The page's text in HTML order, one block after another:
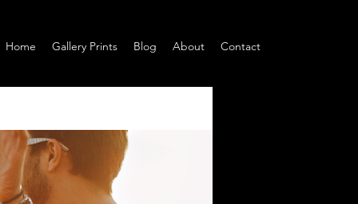
Home Gallery Prints Blog About Contact